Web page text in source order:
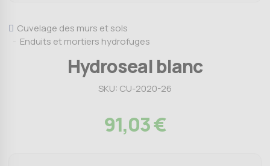
Cuvelage des murs et sols
Enduits et mortiers hydrofuges
Hydroseal blanc
SKU: CU-2020-26
91,03€